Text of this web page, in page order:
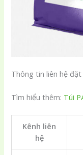
Thông tin liên hệ đặt
Tìm hiểu thêm: Túi
Kênh liên
hệ